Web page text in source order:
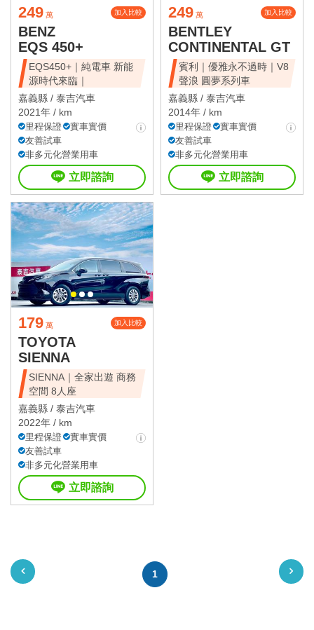
249 萬 加入比較
BENZ
EQS 450+
EQS450+｜純電車 新能
源時代來臨｜
嘉義縣 / 泰吉汽車
2021年 / km
里程保證
實車實價
友善試車
非多元化營業用車
立即諮詢
249 萬 加入比較
BENTLEY
CONTINENTAL GT
賓利｜優雅永不過時｜V8
聲浪 圓夢系列車
嘉義縣 / 泰吉汽車
2014年 / km
里程保證
實車實價
友善試車
非多元化營業用車
立即諮詢
179 萬 加入比較
TOYOTA
SIENNA
SIENNA｜全家出遊 商務
空間 8人座
嘉義縣 / 泰吉汽車
2022年 / km
里程保證
實車實價
友善試車
非多元化營業用車
立即諮詢
1